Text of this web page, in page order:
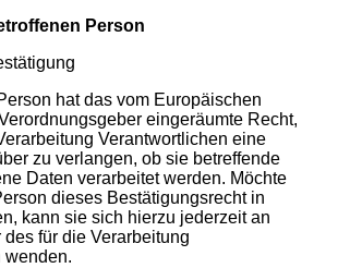
Person
hat das vom Europäischen
eingeräumte Recht,
Verantwortlichen eine
zu verlangen, ob sie betreffende
Daten verarbeitet werden. Möchte
dieses Bestätigungsrecht in
kann sie sich hierzu jederzeit an
für die Verarbeitung
wenden.